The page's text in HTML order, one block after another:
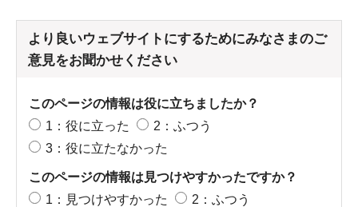
より良いウェブサイトにするためにみなさまのご
意見をお聞かせください
このページの情報は役に立ちましたか？
1：役に立った
2：ふつう
3：役に立たなかった
このページの情報は見つけやすかったですか？
1：見つけやすかった
2：ふつう